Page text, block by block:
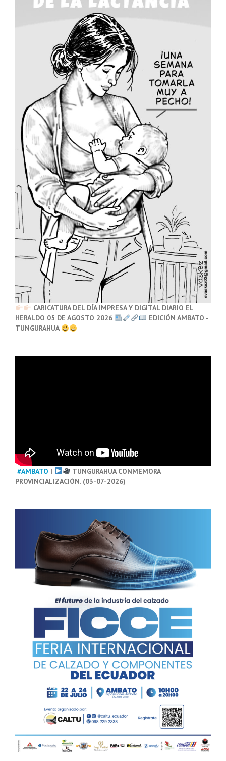
CARICATURA DEL DÍA IMPRESA Y DIGITAL DIARIO EL
HERALDO 05 DE AGOSTO 2026
EDICIÓN AMBATO -
TUNGURAHUA
#AMBATO |
TUNGURAHUA CONMEMORA
PROVINCIALIZACIÓN. (03-07-2026)